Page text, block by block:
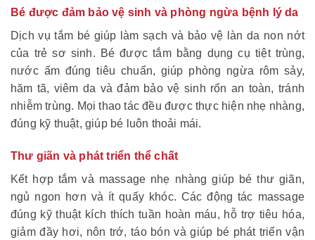
Bé được đảm bảo vệ sinh và phòng ngừa bệnh lý da
Dịch vụ tắm bé giúp làm sạch và bảo vệ làn da non nớt
của trẻ sơ sinh. Bé được tắm bằng dụng cụ tiệt trùng,
nước ấm đúng tiêu chuẩn, giúp phòng ngừa rôm sảy,
hăm tã, viêm da và đảm bảo vệ sinh rốn an toàn, tránh
nhiễm trùng. Mọi thao tác đều được thực hiện nhẹ nhàng,
đúng kỹ thuật, giúp bé luôn thoải mái.
Thư giãn và phát triển thể chất
Kết hợp tắm và massage nhẹ nhàng giúp bé thư giãn,
ngủ ngon hơn và ít quấy khóc. Các động tác massage
đúng kỹ thuật kích thích tuần hoàn máu, hỗ trợ tiêu hóa,
giảm đầy hơi, nôn trớ, táo bón và giúp bé phát triển vận